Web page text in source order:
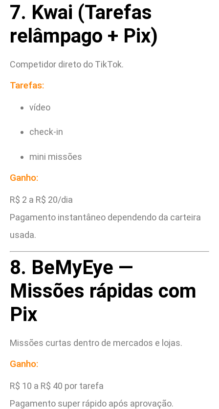
7. Kwai (Tarefas
relâmpago + Pix)
Competidor direto do TikTok.
Tarefas:
vídeo
check-in
mini missões
Ganho:
R$ 2 a R$ 20/dia
Pagamento instantâneo dependendo da carteira
usada.
8. BeMyEye —
Missões rápidas com
Pix
Missões curtas dentro de mercados e lojas.
Ganho:
R$ 10 a R$ 40 por tarefa
Pagamento super rápido após aprovação.